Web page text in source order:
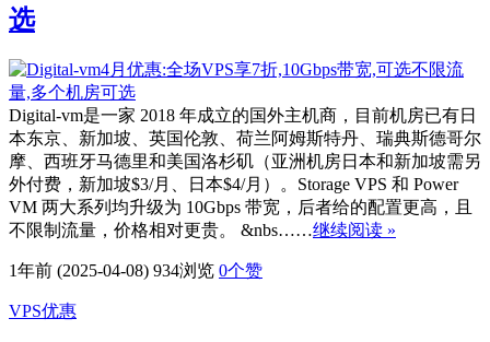
选
Digital-vm是一家 2018 年成立的国外主机商，目前机房已有日
本东京、新加坡、英国伦敦、荷兰阿姆斯特丹、瑞典斯德哥尔
摩、西班牙马德里和美国洛杉矶（亚洲机房日本和新加坡需另
外付费，新加坡$3/月、日本$4/月）。Storage VPS 和 Power
VM 两大系列均升级为 10Gbps 带宽，后者给的配置更高，且
不限制流量，价格相对更贵。 &nbs……继续阅读 »
1年前 (2025-04-08) 934浏览 0个赞
VPS优惠